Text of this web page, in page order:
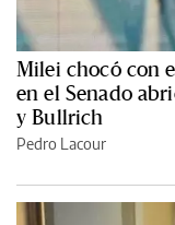
Milei chocó con
en el Senado
y Bullrich
Pedro Lacour